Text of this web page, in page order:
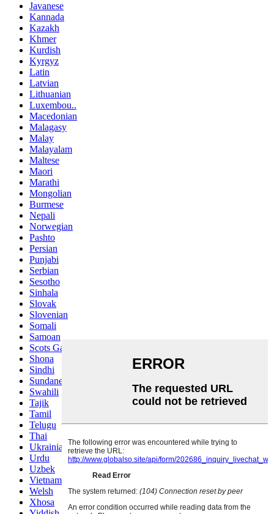
Javanese
Kannada
Kazakh
Khmer
Kurdish
Kyrgyz
Latin
Latvian
Lithuanian
Luxembou..
Macedonian
Malagasy
Malay
Malayalam
Maltese
Maori
Marathi
Mongolian
Burmese
Nepali
Norwegian
Pashto
Persian
Punjabi
Serbian
Sesotho
Sinhala
Slovak
Slovenian
Somali
Samoan
Scots Gaelic
Shona
Sindhi
Sundanese
Swahili
Tajik
Tamil
Telugu
Thai
Ukrainian
Urdu
Uzbek
Vietnamese
Welsh
Xhosa